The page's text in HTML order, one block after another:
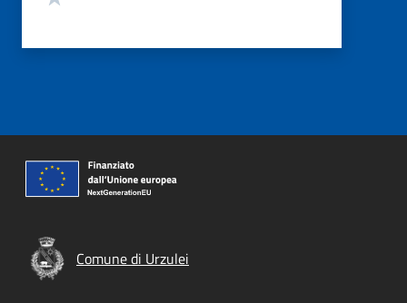
Comune di Urzulei